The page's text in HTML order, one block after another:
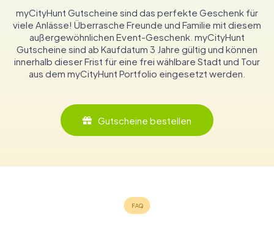
myCityHunt Gutscheine sind das perfekte Geschenk für
viele Anlässe! Überrasche Freunde und Familie mit diesem
außergewöhnlichen Event-Geschenk. myCityHunt
Gutscheine sind ab Kaufdatum 3 Jahre gültig und können
innerhalb dieser Frist für eine frei wählbare Stadt und Tour
aus dem myCityHunt Portfolio eingesetzt werden.
Gutscheine bestellen